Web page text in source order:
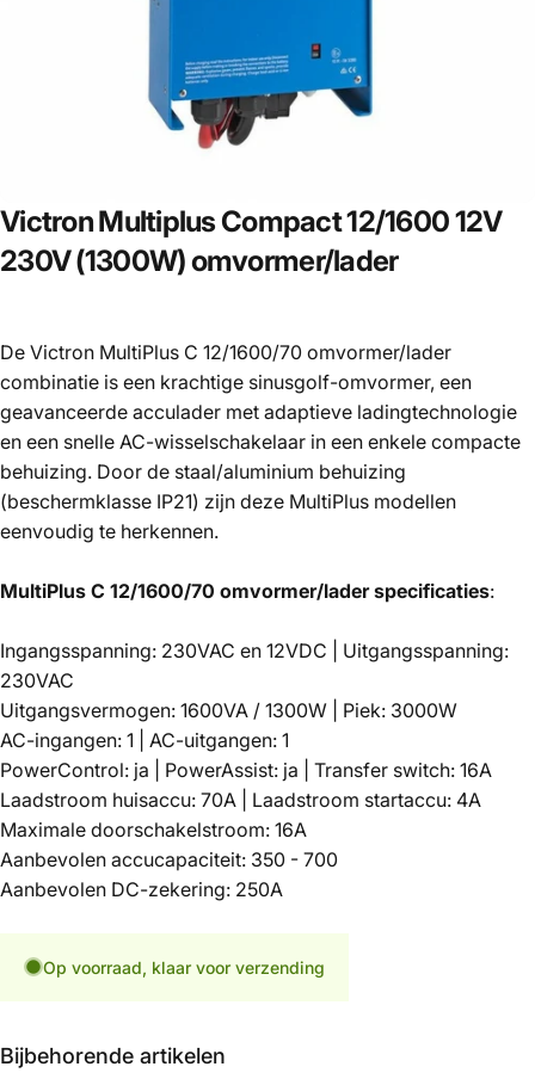
VictronMultiplusCompact12/160012V
230V(1300W)omvormer/lader
De Victron MultiPlus C 12/1600/70 omvormer/lader
combinatie is een krachtige sinusgolf-omvormer, een
geavanceerde acculader met adaptieve ladingtechnologie
en een snelle AC-wisselschakelaar in een enkele compacte
behuizing. Door de staal/aluminium behuizing
(beschermklasse IP21) zijn deze MultiPlus modellen
eenvoudig te herkennen.
MultiPlus C 12/1600/70 omvormer/lader specificaties:
Ingangsspanning: 230VAC en 12VDC | Uitgangsspanning:
230VAC
Uitgangsvermogen: 1600VA / 1300W | Piek: 3000W
AC-ingangen: 1 | AC-uitgangen: 1
PowerControl: ja | PowerAssist: ja | Transfer switch: 16A
Laadstroom huisaccu: 70A | Laadstroom startaccu: 4A
Maximale doorschakelstroom: 16A
Aanbevolen accucapaciteit: 350 - 700
Aanbevolen DC-zekering: 250A
Op voorraad, klaar voor verzending
Bijbehorende artikelen